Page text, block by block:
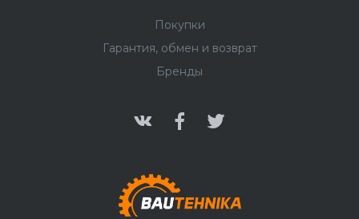
Покупки
Гарантия, обмен и возврат
Бренды